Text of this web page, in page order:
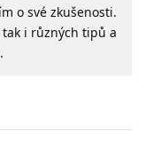
o své zkušenosti.
tak i různých tipů a